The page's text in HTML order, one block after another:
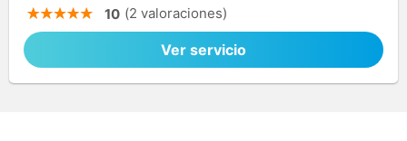
10 (2 valoraciones)
Ver servicio